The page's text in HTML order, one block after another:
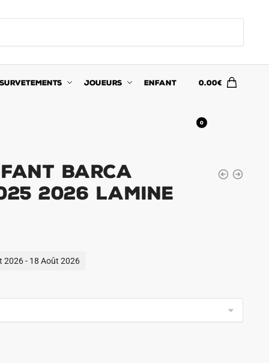
SURVETEMENTS JOUEURS ENFANT 0.00€
0
Barca
2026 Lamine
2026 - 18 Août 2026